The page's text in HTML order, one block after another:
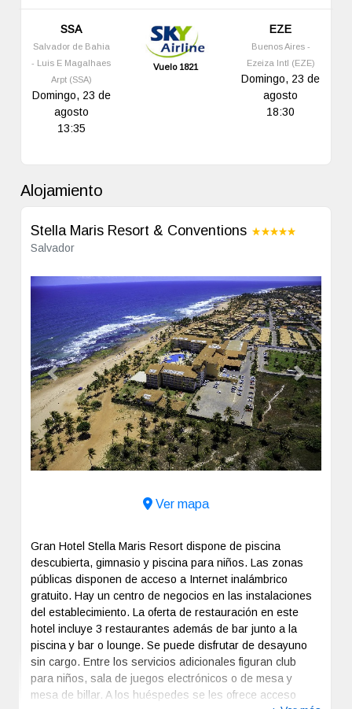
SSA
Salvador de Bahia
- Luis E Magalhaes
Arpt (SSA)
Domingo, 23 de
agosto
13:35
Vuelo 1821
EZE
Buenos Aires -
Ezeiza Intl (EZE)
Domingo, 23 de
agosto
18:30
Alojamiento
Stella Maris Resort & Conventions
Salvador
Previous Next
Ver mapa
Gran Hotel Stella Maris Resort dispone de piscina
descubierta, gimnasio y piscina para niños. Las zonas
públicas disponen de acceso a Internet inalámbrico
gratuito. Hay un centro de negocios en las instalaciones
del establecimiento. La oferta de restauración en este
hotel incluye 3 restaurantes además de bar junto a la
piscina y bar o lounge. Se puede disfrutar de desayuno
sin cargo. Entre los servicios adicionales figuran club
para niños, sala de juegos electrónicos o de mesa y
mesa de billar. A los huéspedes se les ofrece acceso